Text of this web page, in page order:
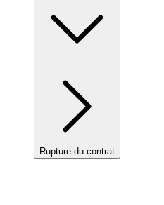
Rupture du contrat